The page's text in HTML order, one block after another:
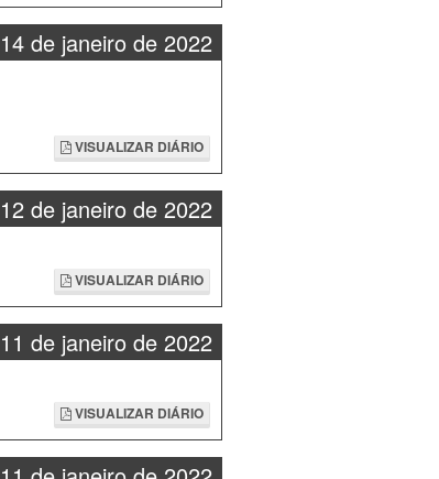
14 de janeiro de 2022
VISUALIZAR DIÁRIO
12 de janeiro de 2022
VISUALIZAR DIÁRIO
11 de janeiro de 2022
VISUALIZAR DIÁRIO